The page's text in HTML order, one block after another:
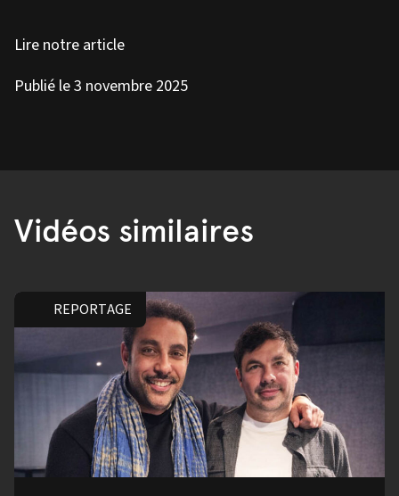
Lire notre article
Publié le 3 novembre 2025
Vidéos similaires
REPORTAGE